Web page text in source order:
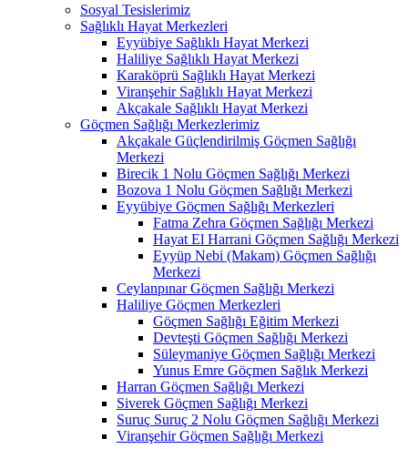
Sosyal Tesislerimiz
Sağlıklı Hayat Merkezleri
Eyyübiye Sağlıklı Hayat Merkezi
Haliliye Sağlıklı Hayat Merkezi
Karaköprü Sağlıklı Hayat Merkezi
Viranşehir Sağlıklı Hayat Merkezi
Akçakale Sağlıklı Hayat Merkezi
Göçmen Sağlığı Merkezlerimiz
Akçakale Güçlendirilmiş Göçmen Sağlığı
Merkezi
Birecik 1 Nolu Göçmen Sağlığı Merkezi
Bozova 1 Nolu Göçmen Sağlığı Merkezi
Eyyübiye Göçmen Sağlığı Merkezleri
Fatma Zehra Göçmen Sağlığı Merkezi
Hayat El Harrani Göçmen Sağlığı Merkezi
Eyyüp Nebi (Makam) Göçmen Sağlığı
Merkezi
Ceylanpınar Göçmen Sağlığı Merkezi
Haliliye Göçmen Merkezleri
Göçmen Sağlığı Eğitim Merkezi
Devteşti Göçmen Sağlığı Merkezi
Süleymaniye Göçmen Sağlığı Merkezi
Yunus Emre Göçmen Sağlık Merkezi
Harran Göçmen Sağlığı Merkezi
Siverek Göçmen Sağlığı Merkezi
Suruç Suruç 2 Nolu Göçmen Sağlığı Merkezi
Viranşehir Göçmen Sağlığı Merkezi